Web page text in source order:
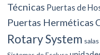
Técnicas Puertas de
Puertas Herméticas
Rotary System